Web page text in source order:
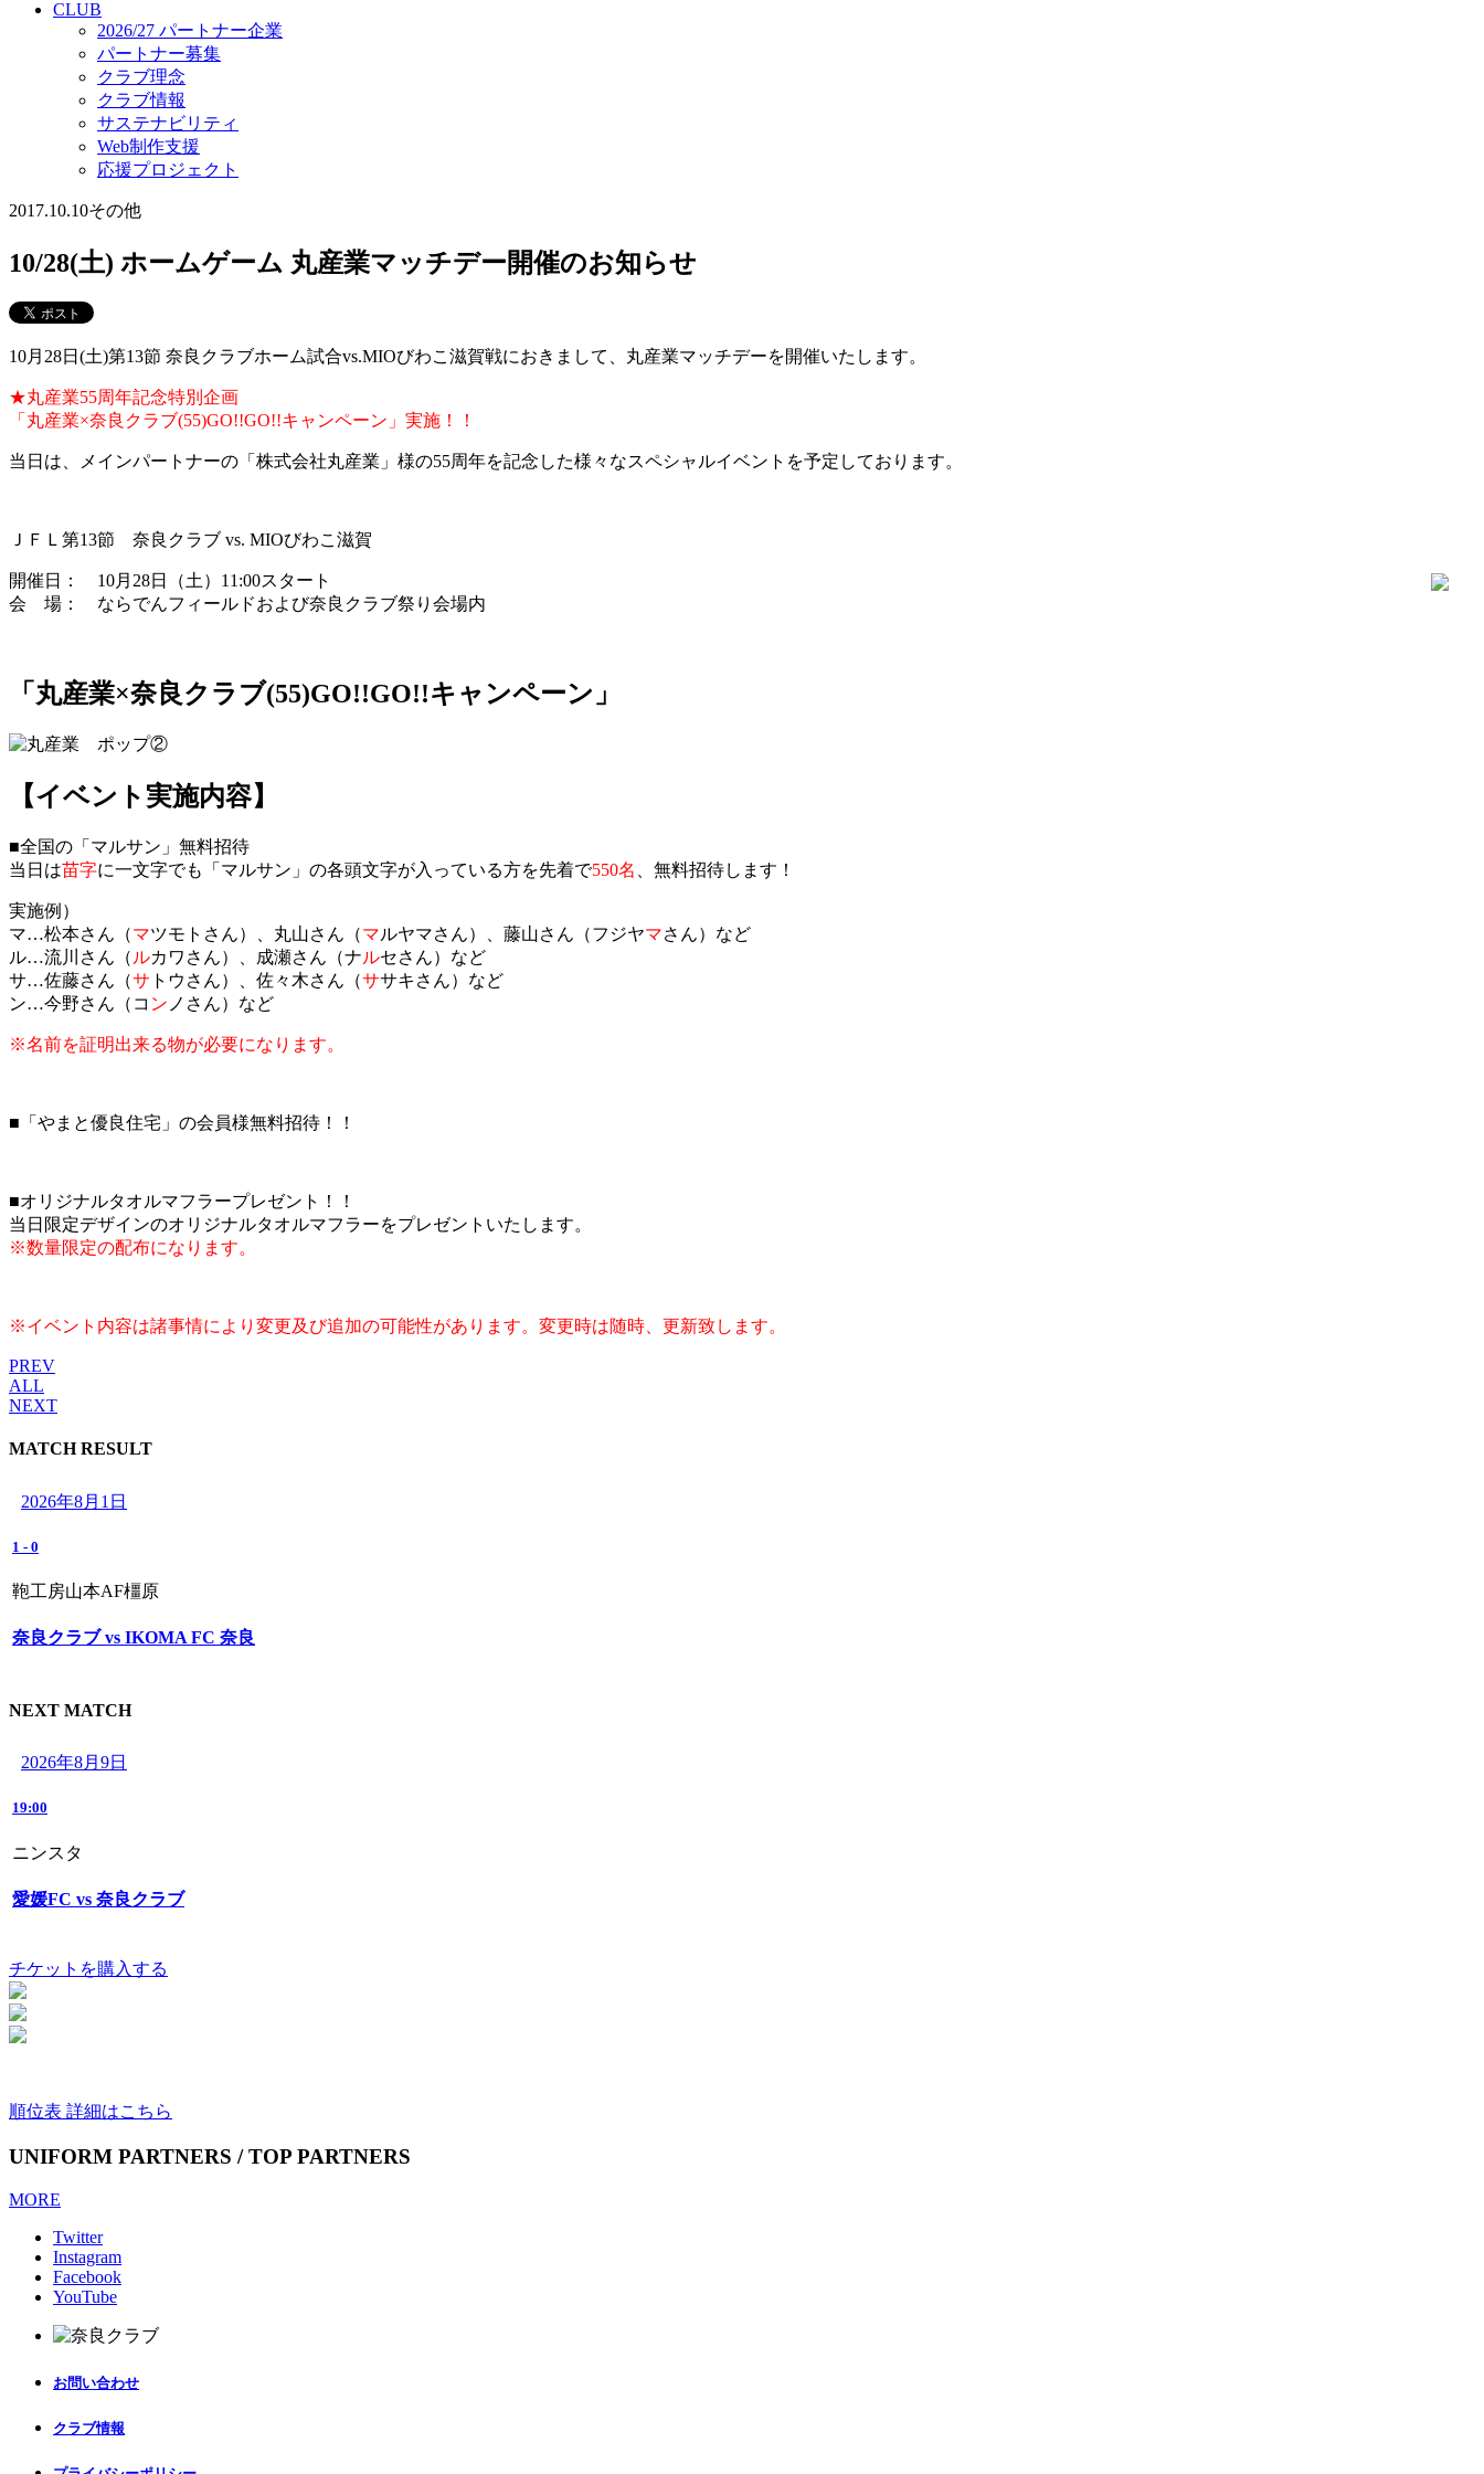
CLUB
2026/27 パートナー企業
パートナー募集
クラブ理念
クラブ情報
サステナビリティ
Web制作支援
応援プロジェクト
2017.10.10その他
10/28(土) ホームゲーム 丸産業マッチデー開催のお知らせ
10月28日(土)第13節 奈良クラブホーム試合vs.MIOびわこ滋賀戦におきまして、丸産業マッチデーを開催いたします。
★丸産業55周年記念特別企画
「丸産業×奈良クラブ(55)GO!!GO!!キャンペーン」実施！！
当日は、メインパートナーの「株式会社丸産業」様の55周年を記念した様々なスペシャルイベントを予定しております。
ＪＦＬ第13節 奈良クラブ vs. MIOびわこ滋賀
開催日： 10月28日（土）11:00スタート
会 場： ならでんフィールドおよび奈良クラブ祭り会場内
「丸産業×奈良クラブ(55)GO!!GO!!キャンペーン」
【イベント実施内容】
■全国の「マルサン」無料招待
当日は苗字に一文字でも「マルサン」の各頭文字が入っている方を先着で550名 、無料招待します！
実施例）
マ…松本さん（マツモトさん）、丸山さん（マルヤマさん）、藤山さん（フジヤマさん）など
ル…流川さん（ ルカワさん）、成瀬さん（ナルセさん）など
サ…佐藤さん（サ トウさん）、佐々木さん（ササキさん）など
ン…今野さん（コ ン ノさん）など
※名前を証明出来る物が必要になります。
■「やまと優良住宅」の会員様無料招待！！
■オリジナルタオルマフラープレゼント！！
当日限定デザインのオリジナルタオルマフラーをプレゼントいたします。
※数量限定の配布になります。
※イベント内容は諸事情により変更及び追加の可能性があります。変更時は随時、更新致します。
PREV
ALL
NEXT
MATCH RESULT
2026年8月1日
1 - 0
鞄工房山本AF橿原
奈良クラブ vs IKOMA FC 奈良
NEXT MATCH
2026年8月9日
19:00
ニンスタ
愛媛FC vs 奈良クラブ
チケットを購入する
順位表 詳細はこちら
UNIFORM PARTNERS / TOP PARTNERS
MORE
Twitter
Instagram
Facebook
YouTube
お問い合わせ
クラブ情報